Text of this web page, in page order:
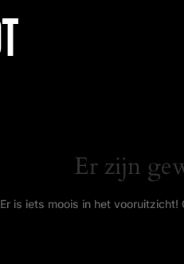
Er zijn
Er is iets moois in het